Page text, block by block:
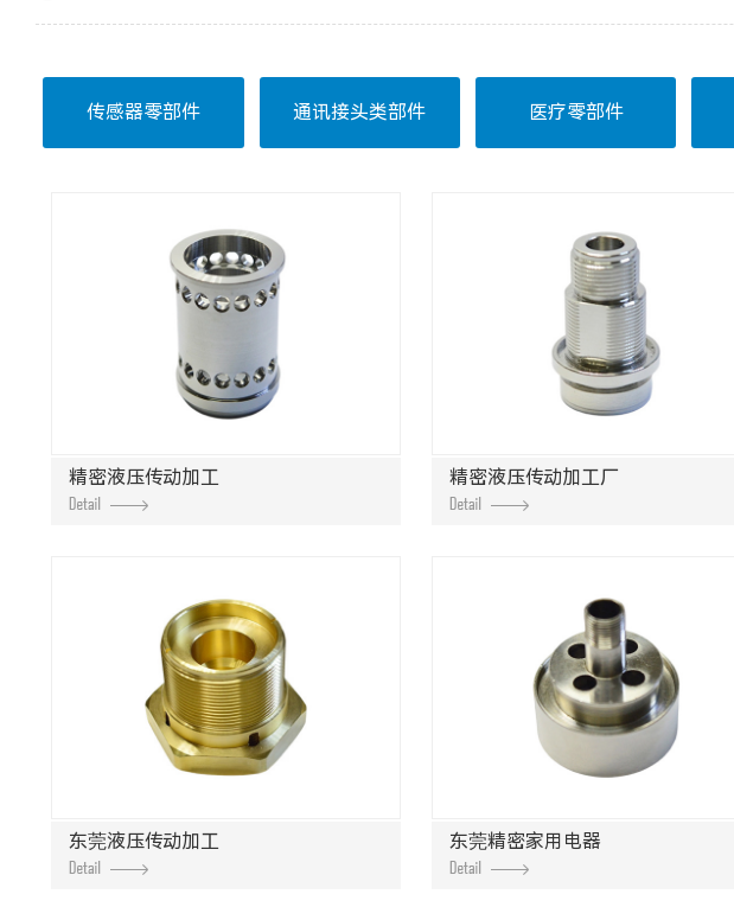
传感器零部件 通讯接头类部件 医疗零部件
精密液压传动加工 精密液压传动加工厂
东莞液压传动加工 东莞精密家用电器